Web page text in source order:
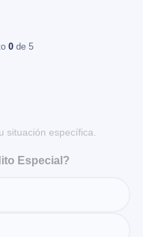
0 de 5
situación específica.
Especial?